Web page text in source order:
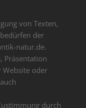
von Texten,
der
natur.de.
Präsentation
oder
durch